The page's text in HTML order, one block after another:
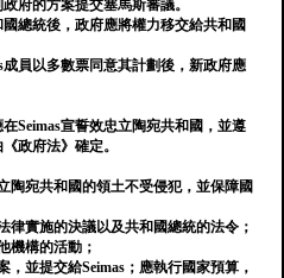
府的方案提交塞馬斯審議。
總統後，政府應將權力移交給共和國
成員以多數票同意其計劃後，新政府應
Seimas宣誓效忠立陶宛共和國，並遵
政府法》確定。
陶宛共和國的領土不受侵犯，並保障國
律實施的決議以及共和國總統的法令；
機構的活動；
，並提交給Seimas；應執行國家預算，